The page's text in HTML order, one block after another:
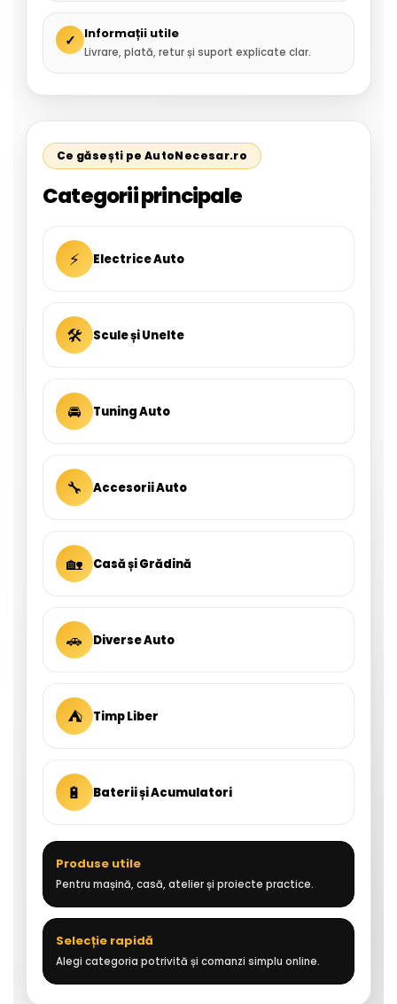
✓ Informații utile
Livrare, plată, retur și suport explicate clar.
Ce găsești pe AutoNecesar.ro
Categorii principale
⚡ Electrice Auto
🛠 Scule și Unelte
🚘 Tuning Auto
🔧 Accesorii Auto
🏡 Casă și Grădină
🚗 Diverse Auto
⛺ Timp Liber
🔋 Baterii și Acumulatori
Produse utile
Pentru mașină, casă, atelier și proiecte practice.
Selecție rapidă
Alegi categoria potrivită și comanzi simplu online.